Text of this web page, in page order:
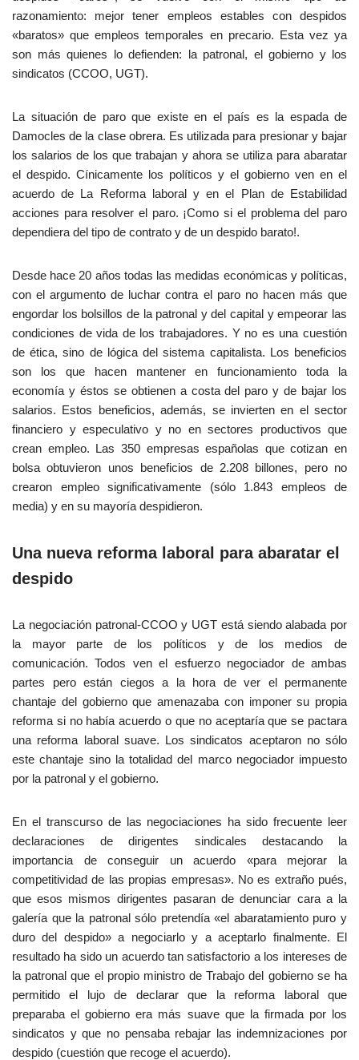
razonamiento: mejor tener empleos estables con despidos
«baratos» que empleos temporales en precario. Esta vez ya
son más quienes lo defienden: la patronal, el gobierno y los
sindicatos (CCOO, UGT).
La situación de paro que existe en el país es la espada de
Damocles de la clase obrera. Es utilizada para presionar y bajar
los salarios de los que trabajan y ahora se utiliza para abaratar
el despido. Cínicamente los políticos y el gobierno ven en el
acuerdo de La Reforma laboral y en el Plan de Estabilidad
acciones para resolver el paro. ¡Como si el problema del paro
dependiera del tipo de contrato y de un despido barato!.
Desde hace 20 años todas las medidas económicas y políticas,
con el argumento de luchar contra el paro no hacen más que
engordar los bolsillos de la patronal y del capital y empeorar las
condiciones de vida de los trabajadores. Y no es una cuestión
de ética, sino de lógica del sistema capitalista. Los beneficios
son los que hacen mantener en funcionamiento toda la
economía y éstos se obtienen a costa del paro y de bajar los
salarios. Estos beneficios, además, se invierten en el sector
financiero y especulativo y no en sectores productivos que
crean empleo. Las 350 empresas españolas que cotizan en
bolsa obtuvieron unos beneficios de 2.208 billones, pero no
crearon empleo significativamente (sólo 1.843 empleos de
media) y en su mayoría despidieron.
Una nueva reforma laboral para abaratar el
despido
La negociación patronal-CCOO y UGT está siendo alabada por
la mayor parte de los políticos y de los medios de
comunicación. Todos ven el esfuerzo negociador de ambas
partes pero están ciegos a la hora de ver el permanente
chantaje del gobierno que amenazaba con imponer su propia
reforma si no había acuerdo o que no aceptaría que se pactara
una reforma laboral suave. Los sindicatos aceptaron no sólo
este chantaje sino la totalidad del marco negociador impuesto
por la patronal y el gobierno.
En el transcurso de las negociaciones ha sido frecuente leer
declaraciones de dirigentes sindicales destacando la
importancia de conseguir un acuerdo «para mejorar la
competitividad de las propias empresas». No es extraño pués,
que esos mismos dirigentes pasaran de denunciar cara a la
galería que la patronal sólo pretendía «el abaratamiento puro y
duro del despido» a negociarlo y a aceptarlo finalmente. El
resultado ha sido un acuerdo tan satisfactorio a los intereses de
la patronal que el propio ministro de Trabajo del gobierno se ha
permitido el lujo de declarar que la reforma laboral que
preparaba el gobierno era más suave que la firmada por los
sindicatos y que no pensaba rebajar las indemnizaciones por
despido (cuestión que recoge el acuerdo).